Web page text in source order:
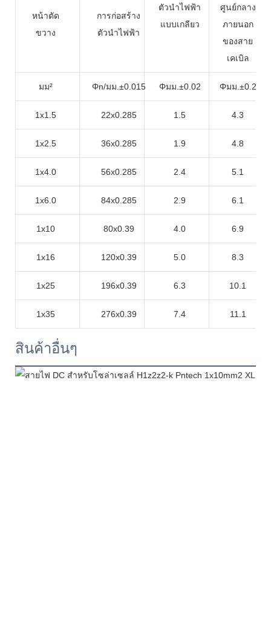
หน้าตัด
ขวาง
การก่อสร้าง
ตัวนำไฟฟ้า
ตัวนำไฟฟ้า
แบบเกลียว
ศูนย์กลาง
ภายนอก
ของสาย
เคเบิล
มม² Φn/มม.±0.015 Φมม.±0.02 Φมม.±0.2
1x1.5 22x0.285 1.5 4.3
1x2.5 36x0.285 1.9 4.8
1x4.0 56x0.285 2.4 5.1
1x6.0 84x0.285 2.9 6.1
1x10 80x0.39 4.0 6.9
1x16 120x0.39 5.0 8.3
1x25 196x0.39 6.3 10.1
1x35 276x0.39 7.4 11.1
สินค้าอื่นๆ